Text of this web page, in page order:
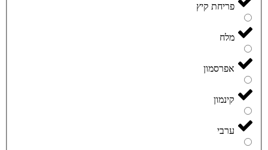
פריחת קיץ
מלח
אפרסמון
קינמון
ערבי